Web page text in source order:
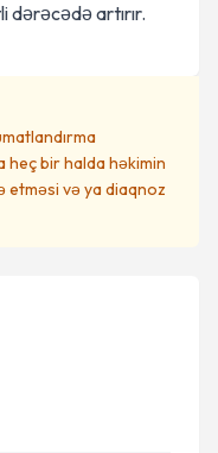
dərəcədə artırır.
heç bir halda həkimin
etməsi və ya diaqnoz